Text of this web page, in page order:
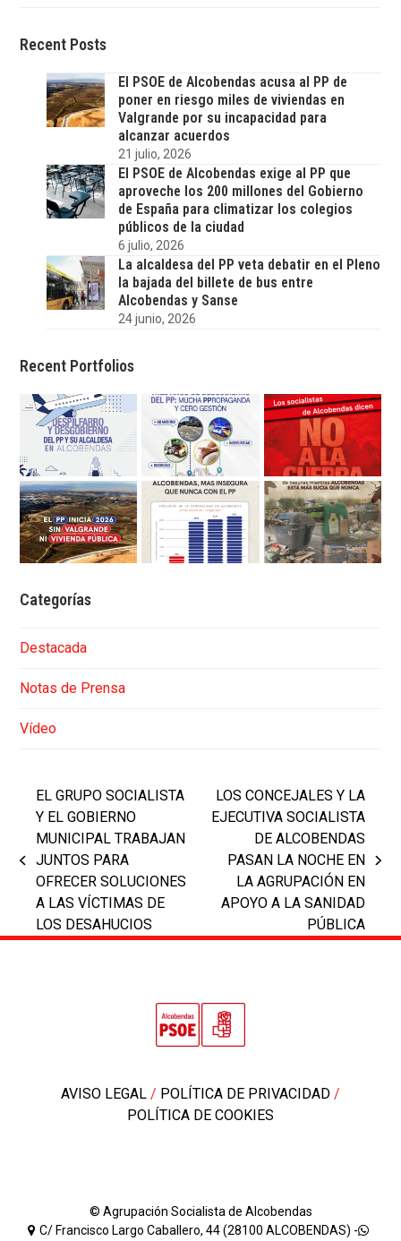
Recent Posts
El PSOE de Alcobendas acusa al PP de
poner en riesgo miles de viviendas en
Valgrande por su incapacidad para
alcanzar acuerdos
21 julio, 2026
El PSOE de Alcobendas exige al PP que
aproveche los 200 millones del Gobierno
de España para climatizar los colegios
públicos de la ciudad
6 julio, 2026
La alcaldesa del PP veta debatir en el Pleno
la bajada del billete de bus entre
Alcobendas y Sanse
24 junio, 2026
Recent Portfolios
Categorías
Destacada
Notas de Prensa
Vídeo
previous
post:
EL GRUPO SOCIALISTA
Y EL GOBIERNO
MUNICIPAL TRABAJAN
JUNTOS PARA
OFRECER SOLUCIONES
A LAS VÍCTIMAS DE
LOS DESAHUCIOS
next
post:
LOS CONCEJALES Y LA
EJECUTIVA SOCIALISTA
DE ALCOBENDAS
PASAN LA NOCHE EN
LA AGRUPACIÓN EN
APOYO A LA SANIDAD
PÚBLICA
AVISO LEGAL / POLÍTICA DE PRIVACIDAD /
POLÍTICA DE COOKIES
© Agrupación Socialista de Alcobendas
C/ Francisco Largo Caballero, 44 (28100 ALCOBENDAS) -